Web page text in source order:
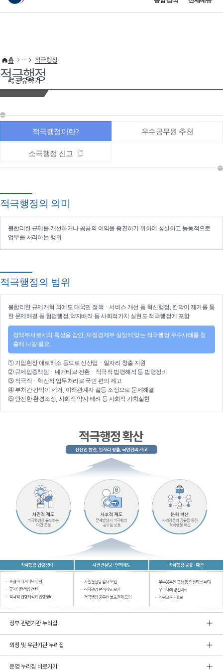
이 누리집은 대한민국 공식 전자정부 누리집입니다.
공유하기
홈 적극행정
적극행정
적극행정이란? 우수공무원 추천
소극행정 신고
적극행정의 의미
불합리한 규제를 개선하거나 공공의 이익을 증진하기 위하여 성실하고 능동적으로
업무를 처리하는 행위
적극행정의 범위
불합리한 규제개혁 외에도 대국민 정책ㆍ서비스 개선 등 혁신행정 , 칸막이 제거를 통
한 문제해결 등 협업행정 ,약자배려 등사회적가치 실현 도 적극행정에 포함
정책부서로서의 특성을 감안, 재정경제부 실정에 맞는 적극행정 우수사례를 창
출해 나갈 필요
① 기업현장 애로해소 등으로 신산업 ㆍ 일자리 창출 지원
② 규제입증책임 ㆍ 네거티브 전환ㆍ적극적 법령해석 등 법령정비
③ 적극적 ㆍ 혁신적 업무처리 로 국민 편의 제고
④ 부처간 칸막이 제거, 이해관계자 갈등 조정으로 문제해결
⑤ 안전한 환경조성, 사회적 약자 배려 등 사회적 가치실현
정부 관련기관 누리집
외청 및 유관기관 누리집
운영 누리집 바로가기